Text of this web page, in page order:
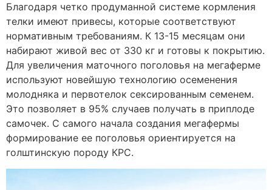
Благодаря четко продуманной системе кормления
телки имеют привесы, которые соответствуют
нормативным требованиям. К 13-15 месяцам они
набирают живой вес от 330 кг и готовы к покрытию.
Для увеличения маточного поголовья на мегаферме
используют новейшую технологию осеменения
молодняка и первотелок сексированным семенем.
Это позволяет в 95% случаев получать в приплоде
самочек. С самого начала создания мегафермы
формирование ее поголовья ориентируется на
голштинскую породу КРС.